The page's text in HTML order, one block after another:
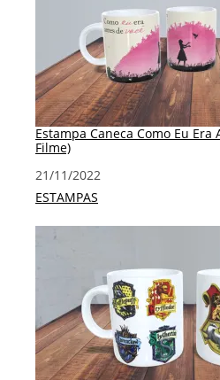
Estampa Caneca Como Eu Era
Filme)
Data
21/11/2022
Em relação a
ESTAMPAS